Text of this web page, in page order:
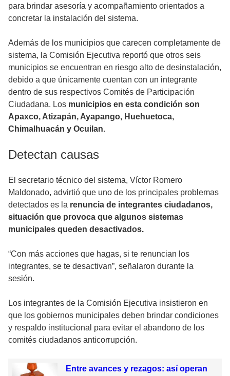
para brindar asesoría y acompañamiento orientados a
concretar la instalación del sistema.
Además de los municipios que carecen completamente de
sistema, la Comisión Ejecutiva reportó que otros seis
municipios se encuentran en riesgo alto de desinstalación,
debido a que únicamente cuentan con un integrante
dentro de sus respectivos Comités de Participación
Ciudadana. Los municipios en esta condición son
Apaxco, Atizapán, Ayapango, Huehuetoca,
Chimalhuacán y Ocuilan.
Detectan causas
El secretario técnico del sistema, Víctor Romero
Maldonado, advirtió que uno de los principales problemas
detectados es la renuncia de integrantes ciudadanos,
situación que provoca que algunos sistemas
municipales queden desactivados.
“Con más acciones que hagas, si te renuncian los
integrantes, se te desactivan”, señalaron durante la
sesión.
Los integrantes de la Comisión Ejecutiva insistieron en
que los gobiernos municipales deben brindar condiciones
y respaldo institucional para evitar el abandono de los
comités ciudadanos anticorrupción.
Entre avances y rezagos: así operan